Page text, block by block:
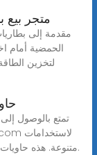
متجر بيع
مقدمة إلى
الحمضية أمام
لتخزين
متنوعة. هذه حاويات بطارية الرصاص الحمضية 12 فولت دائمة ومعتمدة.